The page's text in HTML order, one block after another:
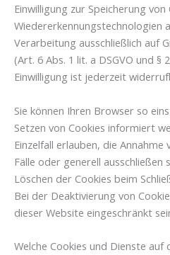
Einwilligung zur Speicherung
Verarbeitung ausschließlich auf
(Art. 6 Abs. 1 lit. a DSGVO und §
Einwilligung ist jederzeit
Sie können Ihren Browser so
Setzen von Cookies informiert
Einzelfall erlauben, die
Fälle oder generell ausschließen
Löschen der Cookies beim
Bei der Deaktivierung von
dieser Website eingeschränkt
Welche Cookies und Dienste